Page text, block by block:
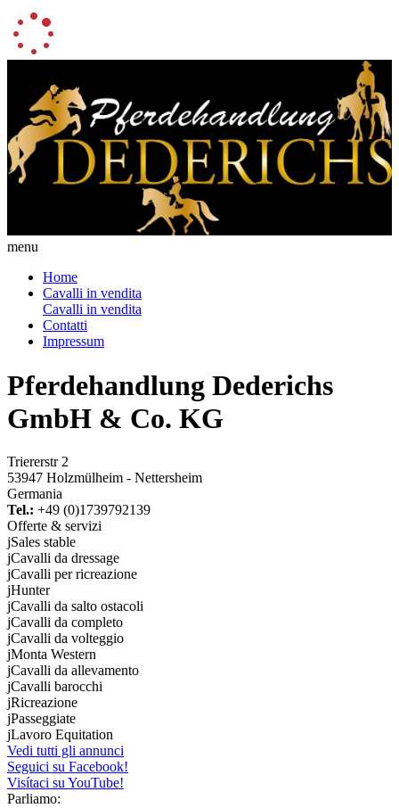
menu
Home
Cavalli in vendita
Cavalli in vendita
Contatti
Impressum
Pferdehandlung Dederichs
GmbH & Co. KG
Triererstr 2
53947 Holzmülheim - Nettersheim
Germania
Tel.: +49 (0)1739792139
Offerte & servizi
jSales stable
jCavalli da dressage
jCavalli per ricreazione
jHunter
jCavalli da salto ostacoli
jCavalli da completo
jCavalli da volteggio
jMonta Western
jCavalli da allevamento
jCavalli barocchi
jRicreazione
jPasseggiate
jLavoro Equitation
Vedi tutti gli annunci
Seguici su Facebook!
Visítaci su YouTube!
Parliamo: